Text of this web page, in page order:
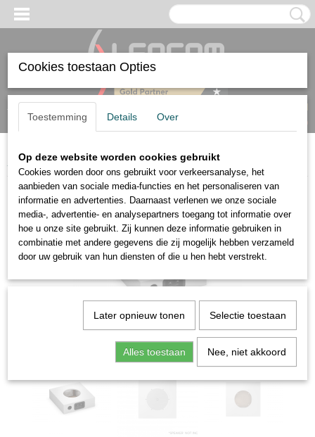
Inloggen Registreren
(0)
Home>Audio>Opbouwdoos voor 7" Install Speaker Wit
Cookies toestaan Opties
Toestemming Details Over
Op deze website worden cookies gebruikt
Cookies worden door ons gebruikt voor verkeersanalyse, het
aanbieden van sociale media-functies en het personaliseren van
informatie en advertenties. Daarnaast verlenen we onze sociale
media-, advertentie- en analysepartners toegang tot informatie over
hoe u onze site gebruikt. Zij kunnen deze informatie gebruiken in
combinatie met andere gegevens die zij mogelijk hebben verzameld
door uw gebruik van hun diensten of die u hen hebt verstrekt.
Later opnieuw tonen Selectie toestaan
Alles toestaan Nee, niet akkoord